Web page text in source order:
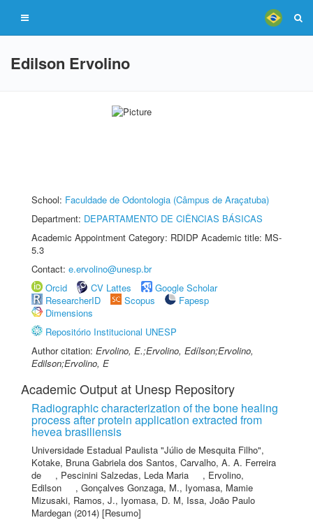
Edilson Ervolino
School: Faculdade de Odontologia (Câmpus de Araçatuba)
Department: DEPARTAMENTO DE CIÊNCIAS BÁSICAS
Academic Appointment Category: RDIDP Academic title: MS-
5.3
Contact: e.ervolino@unesp.br
Orcid
CV Lattes
Google Scholar
ResearcherID
Scopus
Fapesp
Dimensions
Repositório Institucional UNESP
Author citation: Ervolino, E.;Ervolino, Edílson;Ervolino,
Edilson;Ervolino, E
Academic Output at Unesp Repository
Radiographic characterization of the bone healing
process after protein application extracted from
hevea brasiliensis
Universidade Estadual Paulista "Júlio de Mesquita Filho",
Kotake, Bruna Gabriela dos Santos, Carvalho, A. A. Ferreira
de
, Pescinini Salzedas, Leda Maria , Ervolino,
Edilson
, Gonçalves Gonzaga, M., Iyomasa, Mamie
Mizusaki, Ramos, J., Iyomasa, D. M, Issa, João Paulo
Mardegan (2014) [Resumo]